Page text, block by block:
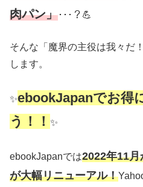
肉パン」･･･？💪
そんな「魔界の主役は我々だ
します。
✨ebookJapanでお得
う！！ ✨
ebookJapanでは2022年11
が大幅リニューアル！